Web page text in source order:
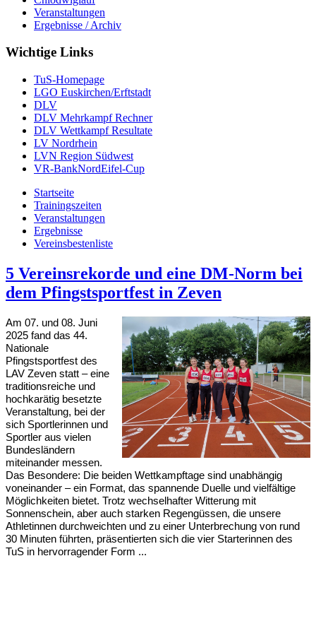
Veranstaltungen
Ergebnisse / Archiv
Wichtige Links
TuS-Homepage
LGO Euskirchen/Erftstadt
DLV
DLV Mehrkampf Rechner
DLV Wettkampf Resultate
LV Nordrhein
LVN Region Südwest
VR-BankNordEifel-Cup
Startseite
Trainingszeiten
Veranstaltungen
Ergebnisse
Vereinsbestenliste
5 Vereinsrekorde und eine DM-Norm bei
dem Pfingstsportfest in Zeven
Am 07. und 08. Juni
2025 fand das 44.
Nationale
Pfingstsportfest des
LAV Zeven statt – eine
traditionsreiche und
hochkarätig besetzte
Veranstaltung, bei der
sich Sportlerinnen und
Sportler aus vielen
Bundesländern
miteinander messen.
Das Besondere: Die beiden Wettkampftage sind unabhängig
voneinander – ein Format, das spannende Duelle und vielfältige
Möglichkeiten bietet. Trotz wechselhafter Witterung mit
Sonnenschein, aber auch starken Regengüssen, die unsere
Athletinnen durchweichten und zu einer Unterbrechung von rund
30 Minuten führten, präsentierten sich die vier Starterinnen des
TuS in hervorragender Form ...